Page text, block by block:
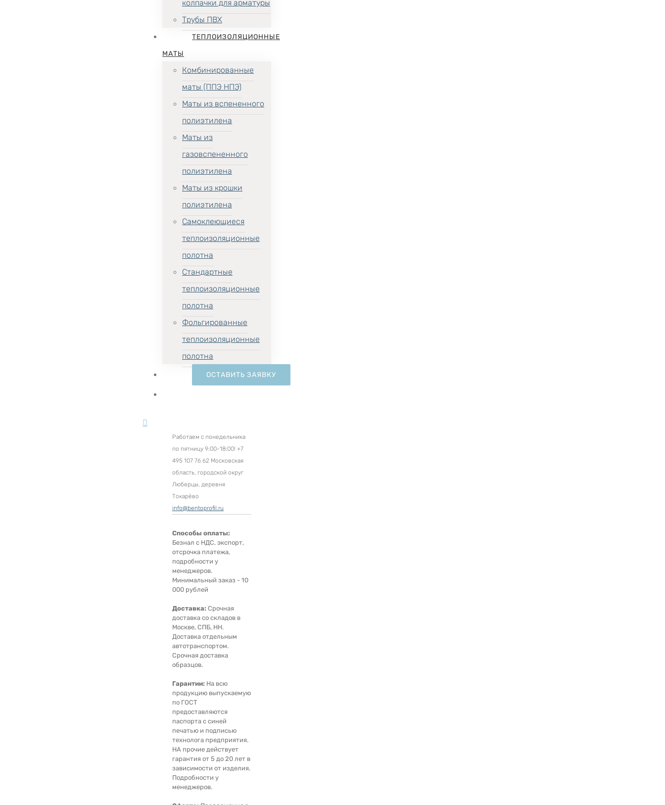
колпачки для арматуры
Трубы ПВХ
ТЕПЛОИЗОЛЯЦИОННЫЕ
МАТЫ
Комбинированные
маты (ППЭ НПЭ)
Маты из вспененного
полиэтилена
Маты из
газовспененного
полиэтилена
Маты из крошки
полиэтилена
Самоклеющиеся
теплоизоляционные
полотна
Стандартные
теплоизоляционные
полотна
Фольгированные
теплоизоляционные
полотна
ОСТАВИТЬ ЗАЯВКУ
Работаем с понедельника
по пятницу 9:00-18:00! +7
495 107 76 62 Московская
область, городской округ
Люберцы, деревня
Токарёво
info@bentoprofil.ru
Способы оплаты:
Безнал с НДС, экспорт,
отсрочка платежа,
подробности у
менеджеров.
Минимальный заказ - 10
000 рублей
Доставка: Срочная
доставка со складов в
Москве, СПБ, НН.
Доставка отдельным
автотранспортом.
Срочная доставка
образцов.
Гарантии: На всю
продукцию выпускаемую
по ГОСТ
предоставляются
паспорта с синей
печатью и подписью
технолога предприятия.
НА прочие действует
гарантия от 5 до 20 лет в
зависимости от изделия.
Подробности у
менеджеров.